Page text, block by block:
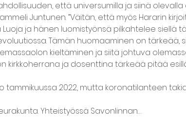
että universumilla ja siinä olevalla
Juntunen. ”Väitän, että myös Hararin
ja hänen luomistyönsä pilkahtelee siellä
Tämän huomaaminen on tärkeää,
kieltäminen ja siitä johtuva
kirkkoherrana ja dosenttina tärkeää pitää
2022, mutta koronatilanteen
Yhteistyössä Savonlinnan…